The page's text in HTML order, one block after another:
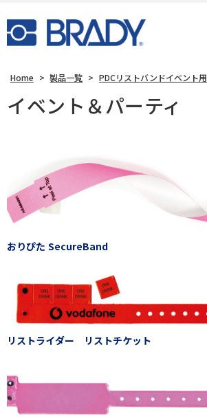
Home > 製品一覧 > PDCリストバンドイベント用
イベント＆パーティ
おりぴた SecureBand
リストライダー リストチケット